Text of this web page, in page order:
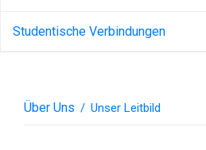
Studentische Verbindungen
Über Uns / Unser Leitbild